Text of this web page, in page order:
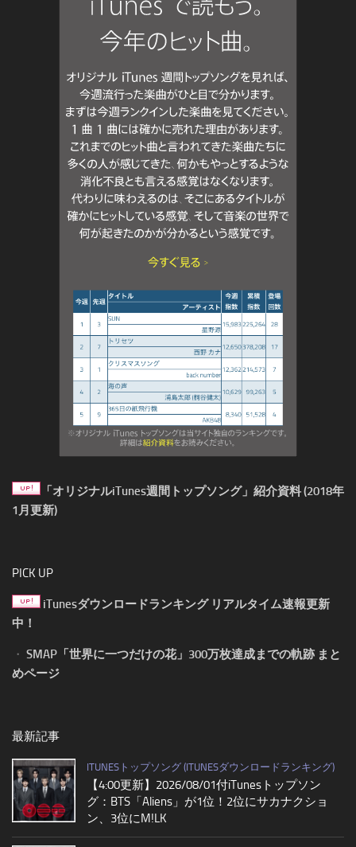
「オリジナルiTunes週間トップソング」紹介資料 (2018年
1月更新)
PICK UP
iTunesダウンロードランキング リアルタイム速報更新
中！
・ SMAP「世界に一つだけの花」300万枚達成までの軌跡 まと
めページ
最新記事
ITUNESトップソング (ITUNESダウンロードランキング)
【4:00更新】2026/08/01付iTunesトップソン
グ：BTS「Aliens」が1位！2位にサカナクショ
ン、3位にM!LK